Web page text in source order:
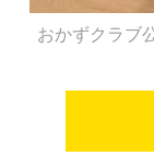
おかずクラブ